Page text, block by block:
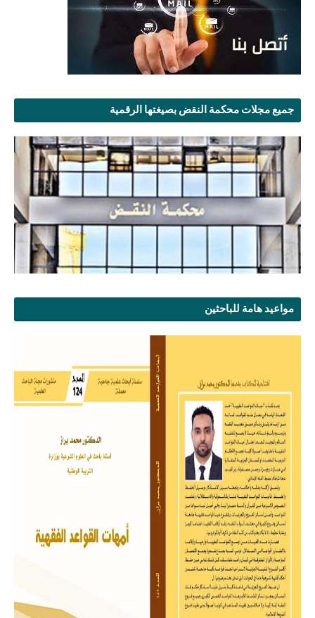
جميع مجلات محكمة النقض بصيغتها الرقمية
مواعيد هامة للباحثين